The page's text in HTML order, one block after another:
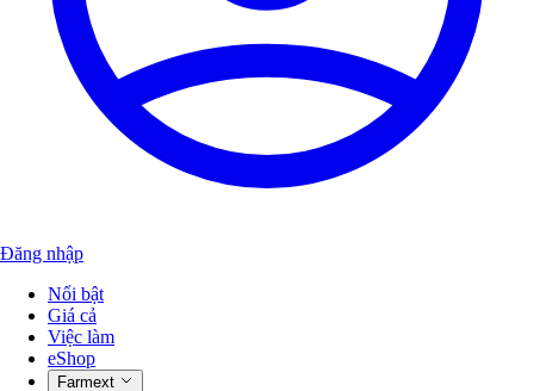
Đăng nhập
Nổi bật
Giá cả
Việc làm
eShop
Farmext